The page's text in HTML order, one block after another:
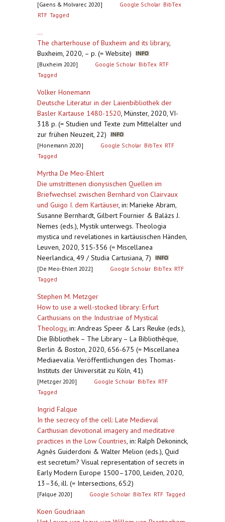
[Gaens & Molvarec 2020] Google Scholar BibTex
RTF Tagged
...
The charterhouse of Buxheim and its library,
Buxheim, 2020, – p. (= Website)
[Buxheim 2020] Google Scholar BibTex RTF
Tagged
Volker Honemann
Deutsche Literatur in der Laienbibliothek der
Basler Kartause 1480-1520, Münster, 2020, VI-
318 p. (= Studien und Texte zum Mittelalter und
zur frühen Neuzeit, 22)
[Honemann 2020] Google Scholar BibTex RTF
Tagged
Myrtha De Meo-Ehlert
Die umstrittenen dionysischen Quellen im
Briefwechsel zwischen Bernhard von Clairvaux
und Guigo I. dem Kartäuser, in: Marieke Abram,
Susanne Bernhardt, Gilbert Fournier & Balázs J.
Nemes (eds.), Mystik unterwegs. Theologia
mystica und revelationes in kartäusischen Händen,
Leuven, 2020, 315-356 (= Miscellanea
Neerlandica, 49 / Studia Cartusiana, 7)
[De Meo-Ehlert 2022] Google Scholar BibTex RTF
Tagged
Stephen M. Metzger
How to use a well-stocked library: Erfurt
Carthusians on the Industriae of Mystical
Theology, in: Andreas Speer & Lars Reuke (eds.),
Die Bibliothek – The Library – La Bibliothèque,
Berlin & Boston, 2020, 656-675 (= Miscellanea
Mediaevalia. Veröffentlichungen des Thomas-
Instituts der Universität zu Köln, 41)
[Metzger 2020] Google Scholar BibTex RTF
Tagged
Ingrid Falque
In the secrecy of the cell: Late Medieval
Carthusian devotional imagery and meditative
practices in the Low Countries, in: Ralph Dekoninck,
Agnès Guiderdoni & Walter Melion (eds.), Quid
est secretum? Visual representation of secrets in
Early Modern Europe 1500–1700, Leiden, 2020,
13–36, ill. (= Intersections, 65:2)
[Falque 2020] Google Scholar BibTex RTF Tagged
Koen Goudriaan